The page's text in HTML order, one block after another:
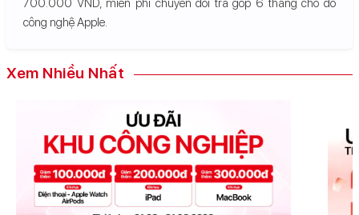
700.000 VND, miễn phí chuyển đổi trả góp 6 tháng cho đồ
công nghệ Apple.
Xem Nhiều Nhất